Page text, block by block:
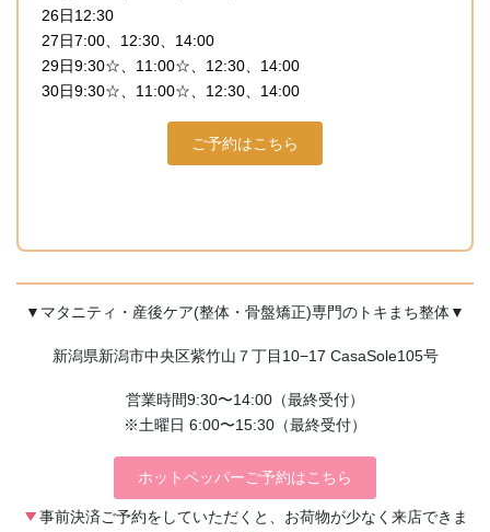
26日12:30
27日7:00、12:30、14:00
29日9:30☆、11:00☆、12:30、14:00
30日9:30☆、11:00☆、12:30、14:00
ご予約はこちら
▼マタニティ・産後ケア(整体・骨盤矯正)専門のトキまち整体▼
新潟県新潟市中央区紫竹山７丁目10−17 CasaSole105号
営業時間9:30〜14:00（最終受付）
※土曜日 6:00〜15:30（最終受付）
ホットペッパーご予約はこちら
事前決済ご予約をしていただくと、お荷物が少なく来店できま